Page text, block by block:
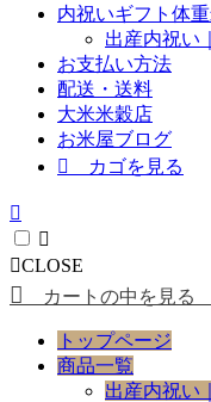
内祝いギフト体
出産内祝い
お支払い方法
配送・送料
大米米穀店
お米屋ブログ
カゴを見る
CLOSE
カートの中を見る
トップページ
商品一覧
出産内祝い